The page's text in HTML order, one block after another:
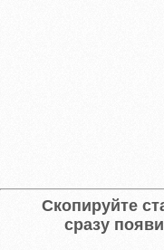
Скопируйте
сразу